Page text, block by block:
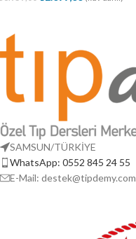
SAMSUN/TÜRKİYE
WhatsApp: 0552 845 24 55
E-Mail: destek@tipdemy.com